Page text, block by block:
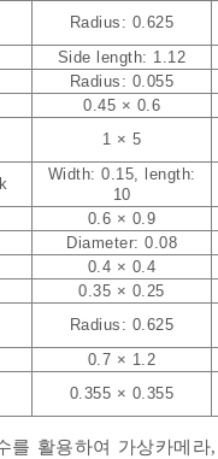
Radius: 0.625
Side length: 1.12
Radius: 0.055
0.45 × 0.6
1 × 5
Width: 0.15, length:
10
0.6 × 0.9
Diameter: 0.08
0.4 × 0.4
0.35 × 0.25
Radius: 0.625
0.7 × 1.2
0.355 × 0.355
를 활용하여 가상카메